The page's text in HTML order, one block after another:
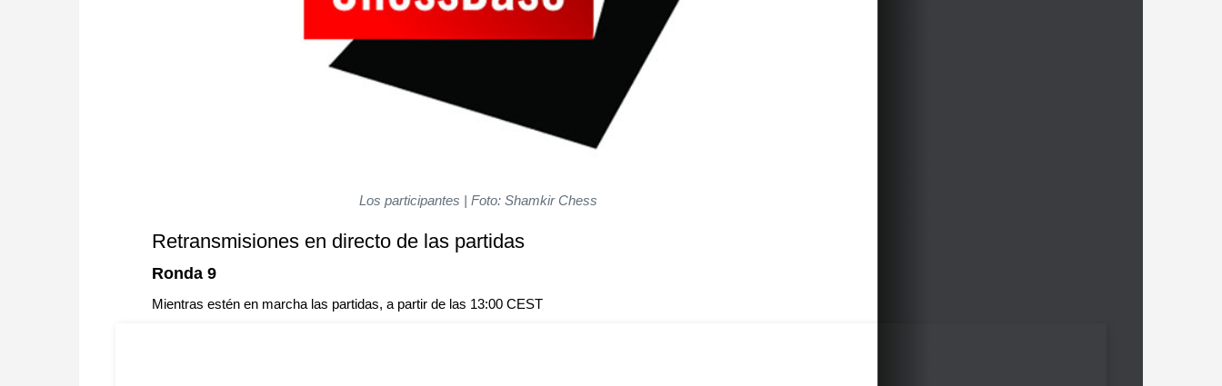
Los participantes | Foto: Shamkir Chess
Retransmisiones en directo de las partidas
Ronda 9
Mientras estén en marcha las partidas, a partir de las 13:00 CEST